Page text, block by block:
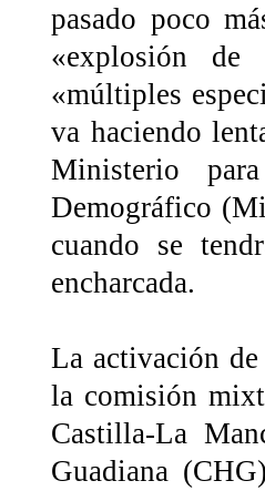
pasado poco
«explosión
«múltiples
va haciendo
Ministerio
Demográfico
cuando se
encharcada.
La activación
la comisión
Castilla-La
Guadiana